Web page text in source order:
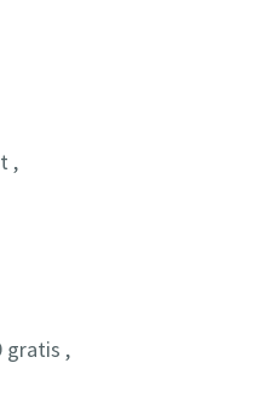
,
gratis ,